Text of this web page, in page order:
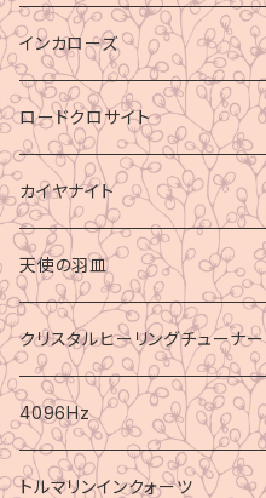
インカローズ
ロードクロサイト
カイヤナイト
天使の羽皿
クリスタルヒーリングチューナー
4096Hz
トルマリンインクォーツ